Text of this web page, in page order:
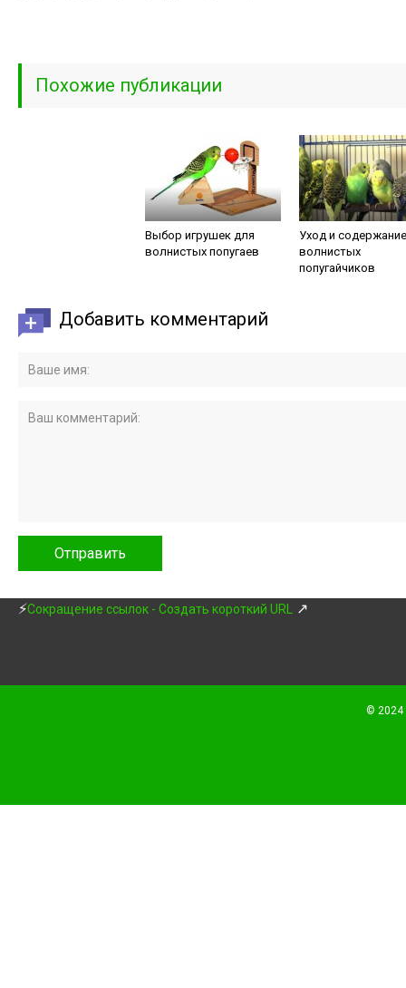
Похожие публикации
Выбор игрушек для
волнистых попугаев
Уход и содержание
волнистых
попугайчиков
Добавить комментарий
⚡Сокращение ссылок - Создать короткий URL ↗
© 2024